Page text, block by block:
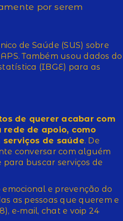
por serem
de Saúde (SUS) sobre
Também usou dados do
(IBGE) para as
de querer acabar com
de apoio, como
de saúde. De
conversar com alguém
buscar serviços de
emocional e prevenção do
as pessoas que querem e
e-mail, chat e voip 24